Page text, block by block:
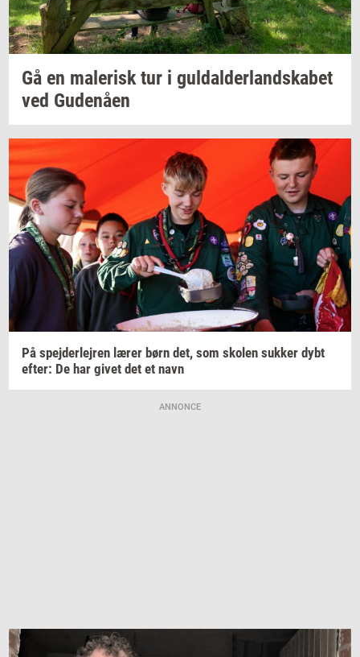
Gå en ma­le­risktur i gul­dal­der­land­ska­bet
ved Gu­denå­en
På spej­der­lej­ren lærer børn det, som sko­len suk­ker dybt
efter: De har givet det et navn
ANNONCE